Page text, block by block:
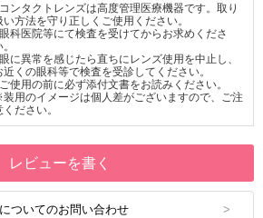
ンタクトレンズは高度管理医療機器です。取り
い方法を守り正しくご使用ください。
科医院等にて検査を受けてからお求めくださ
に異常を感じたら直ちにレンズ使用を中止し、
近くの眼科等で検査を受診してください。
使用の前に必ず添付文書をお読みください。
用のイメージは個人差がございますので、ご注
ください。
レビューを書く
ついてのお問い合わせ